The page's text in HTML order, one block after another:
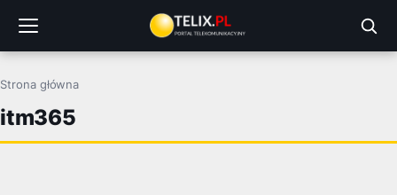
treści
Strona główna
itm365